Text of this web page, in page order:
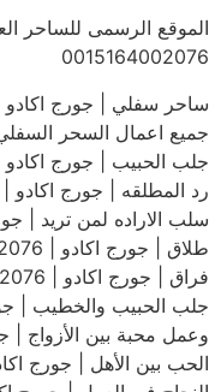
الموقع الرسمى للساحر
0015164002076
ساحر سفلي | جورج اكادو | 0015164002076
جميع اعمال السحر السفلي | جورج
جلب الحبيب | جورج اكادو | 0015164002076
رد المطلقه | جورج اكادو | 0015164002076
سلب الاراده لمن تريد | جورج اكادو |
طلاق | جورج اكادو | 0015164002076
فراق | جورج اكادو | 0015164002076
جلب الحبيب والخطيب | جورج اكادو |
وعمل محبة بين الأزواج | جورج اكادو
الحب بين الأهل | جورج اكادو |